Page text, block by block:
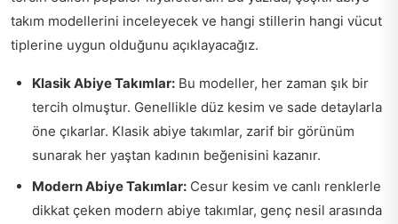
takım modellerini inceleyecek ve hangi stillerin hangi vücut
tiplerine uygun olduğunu açıklayacağız.
Klasik Abiye Takımlar: Bu modeller, her zaman şık bir
tercih olmuştur. Genellikle düz kesim ve sade detaylarla
öne çıkarlar. Klasik abiye takımlar, zarif bir görünüm
sunarak her yaştan kadının beğenisini kazanır.
Modern Abiye Takımlar: Cesur kesim ve canlı renklerle
dikkat çeken modern abiye takımlar, genç nesil arasında